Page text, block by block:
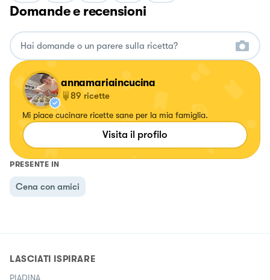
Domande e recensioni
annamariaincucina
89 ricette
Mi piace cucinare ricette sane per la mia famiglia.
Visita il profilo
PRESENTE IN
Cena con amici
LASCIATI ISPIRARE
PIADINA